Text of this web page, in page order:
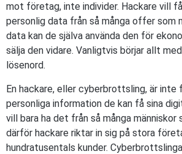
mot företag, inte individer. Hackare vill
personlig data från så många offer som
data kan de själva använda den för
sälja den vidare. Vanligtvis börjar allt
lösenord.
En hackare, eller cyberbrottsling, är inte
personliga information de kan få sina
vill bara ha det från så många
därför hackare riktar in sig på stora
hundratusentals kunder.